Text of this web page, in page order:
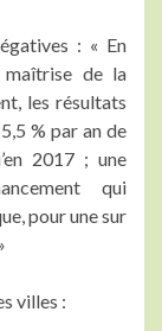
: « En
de la
les résultats
% par an de
2017 ; une
qui
pour une sur
villes :